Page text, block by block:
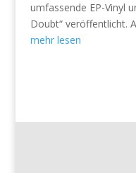
umfassende EP-Vinyl
Doubt“ veröffentlicht.
mehr lesen